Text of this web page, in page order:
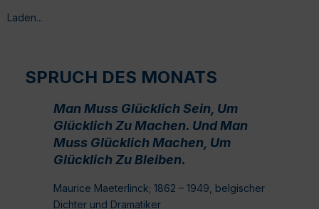
Laden...
SPRUCH DES MONATS
Man Muss Glücklich Sein, Um
Glücklich Zu Machen. Und Man
Muss Glücklich Machen, Um
Glücklich Zu Bleiben.
Maurice Maeterlinck; 1862 – 1949, belgischer
Dichter und Dramatiker